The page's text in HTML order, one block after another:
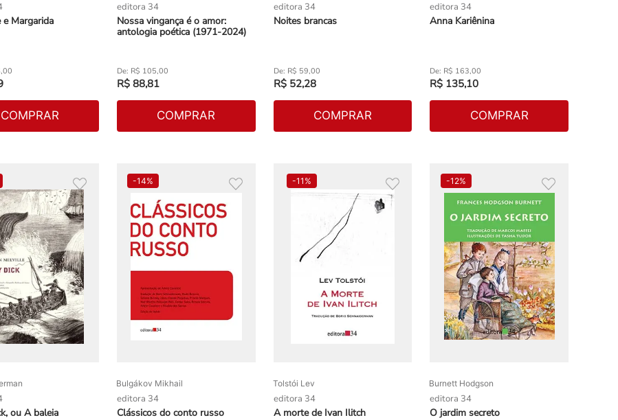
Margarida
,00
COMPRAR
editora 34
Nossa vingança é o amor:
antologia poética (1971-2024)
R$ 105,00
R$ 88,81
COMPRAR
editora 34
Noites brancas
R$ 59,00
R$ 52,28
COMPRAR
editora 34
Anna Kariênina
R$ 163,00
R$ 135,10
COMPRAR
ou A baleia
-14%
Bulgákov Mikhail
editora 34
Clássicos do conto russo
-11%
Tolstói Lev
editora 34
A morte de Ivan Ilitch
-12%
Burnett Hodgson
editora 34
O jardim secreto